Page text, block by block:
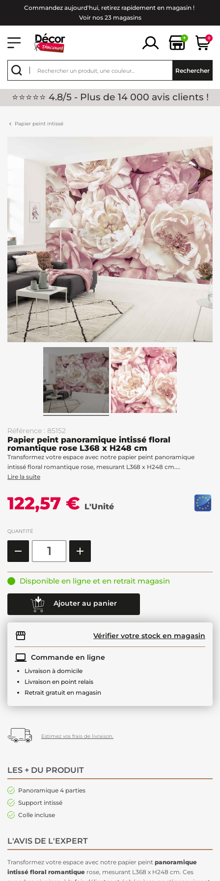
Commandez aujourd'hui, retirez rapidement en magasin !
Voir nos 23 magasins
+ 0
Rechercher
⭐⭐⭐⭐⭐ 4.8/5 - Plus de 14 000 avis clients !
Papier peint intissé
Référence : 85152
Papier peint panoramique intissé floral
romantique rose L368 x H248 cm
Transformez votre espace avec notre papier peint panoramique
intissé floral romantique rose, mesurant L368 x H248 cm....
Lire la suite
122,57 € L'Unité
QUANTITÉ
Disponible en ligne et en retrait magasin
Ajouter au panier
Vérifier votre stock en magasin
Commande en ligne
Livraison à domicile
Livraison en point relais
Retrait gratuit en magasin
Estimez vos frais de livraison.
LES + DU PRODUIT
Panoramique 4 parties
Support intissé
Colle incluse
L'AVIS DE L'EXPERT
Transformez votre espace avec notre papier peint panoramique
intissé floral romantique rose, mesurant L368 x H248 cm. Ces